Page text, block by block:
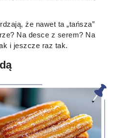
że nawet ta „tańsza”
Na desce z serem? Na
i jeszcze raz tak.